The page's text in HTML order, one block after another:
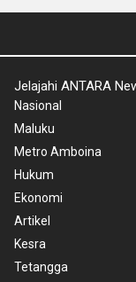
Jelajahi ANTARA
Nasional
Maluku
Metro Amboina
Hukum
Ekonomi
Artikel
Kesra
Tetangga